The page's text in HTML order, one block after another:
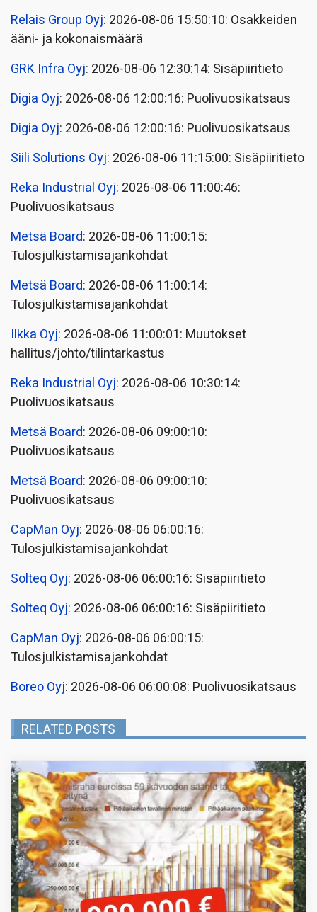
Relais Group Oyj: 2026-08-06 15:50:10: Osakkeiden
ääni- ja kokonaismäärä
GRK Infra Oyj: 2026-08-06 12:30:14: Sisäpiiritieto
Digia Oyj: 2026-08-06 12:00:16: Puolivuosikatsaus
Digia Oyj: 2026-08-06 12:00:16: Puolivuosikatsaus
Siili Solutions Oyj: 2026-08-06 11:15:00: Sisäpiiritieto
Reka Industrial Oyj: 2026-08-06 11:00:46:
Puolivuosikatsaus
Metsä Board: 2026-08-06 11:00:15:
Tulosjulkistamisajankohdat
Metsä Board: 2026-08-06 11:00:14:
Tulosjulkistamisajankohdat
Ilkka Oyj: 2026-08-06 11:00:01: Muutokset
hallitus/johto/tilintarkastus
Reka Industrial Oyj: 2026-08-06 10:30:14:
Puolivuosikatsaus
Metsä Board: 2026-08-06 09:00:10:
Puolivuosikatsaus
Metsä Board: 2026-08-06 09:00:10:
Puolivuosikatsaus
CapMan Oyj: 2026-08-06 06:00:16:
Tulosjulkistamisajankohdat
Solteq Oyj: 2026-08-06 06:00:16: Sisäpiiritieto
Solteq Oyj: 2026-08-06 06:00:16: Sisäpiiritieto
CapMan Oyj: 2026-08-06 06:00:15:
Tulosjulkistamisajankohdat
Boreo Oyj: 2026-08-06 06:00:08: Puolivuosikatsaus
RELATED POSTS